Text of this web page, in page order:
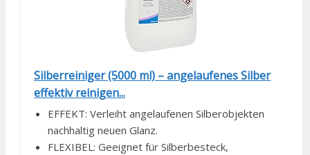
Silberreiniger (5000 ml) – angelaufenes Silber
effektiv reinigen...
EFFEKT: Verleiht angelaufenen Silberobjekten
nachhaltig neuen Glanz.
FLEXIBEL: Geeignet für Silberbesteck,